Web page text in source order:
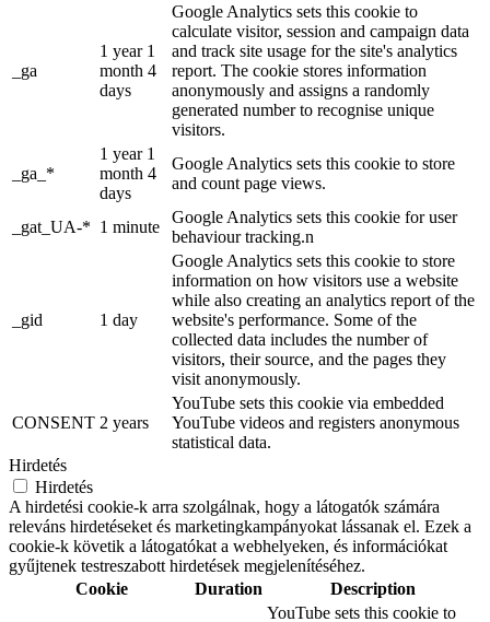
_ga
1 year 1
month 4
days
Google Analytics sets this cookie to
calculate visitor, session and campaign data
and track site usage for the site's analytics
report. The cookie stores information
anonymously and assigns a randomly
generated number to recognise unique
visitors.
_ga_*
1 year 1
month 4
days
Google Analytics sets this cookie to store
and count page views.
_gat_UA-* 1 minute
Google Analytics sets this cookie for user
behaviour tracking.n
_gid 1 day
Google Analytics sets this cookie to store
information on how visitors use a website
while also creating an analytics report of the
website's performance. Some of the
collected data includes the number of
visitors, their source, and the pages they
visit anonymously.
CONSENT 2 years
YouTube sets this cookie via embedded
YouTube videos and registers anonymous
statistical data.
Hirdetés
Hirdetés
A hirdetési cookie-k arra szolgálnak, hogy a látogatók számára
releváns hirdetéseket és marketingkampányokat lássanak el. Ezek a
cookie-k követik a látogatókat a webhelyeken, és információkat
gyűjtenek testreszabott hirdetések megjelenítéséhez.
Cookie
Duration Description
YouTube sets this cookie to